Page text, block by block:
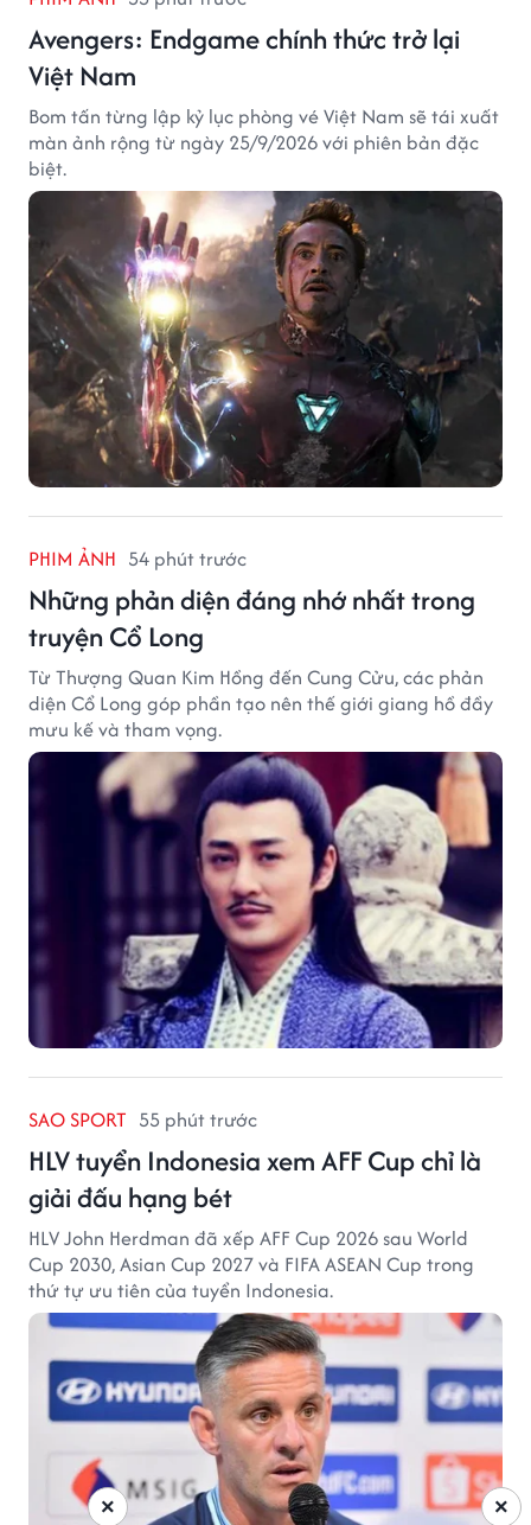
Avengers: Endgame chính thức trở lại
Việt Nam
Bom tấn từng lập kỷ lục phòng vé Việt Nam sẽ tái xuất
màn ảnh rộng từ ngày 25/9/2026 với phiên bản đặc
biệt.
PHIM ẢNH 54 phút trước
Những phản diện đáng nhớ nhất trong
truyện Cổ Long
Từ Thượng Quan Kim Hồng đến Cung Cửu, các phản
diện Cổ Long góp phần tạo nên thế giới giang hồ đầy
mưu kế và tham vọng.
SAO SPORT 55 phút trước
HLV tuyển Indonesia xem AFF Cup chỉ là
giải đấu hạng bét
HLV John Herdman đã xếp AFF Cup 2026 sau World
Cup 2030, Asian Cup 2027 và FIFA ASEAN Cup trong
thứ tự ưu tiên của tuyển Indonesia.
×
×